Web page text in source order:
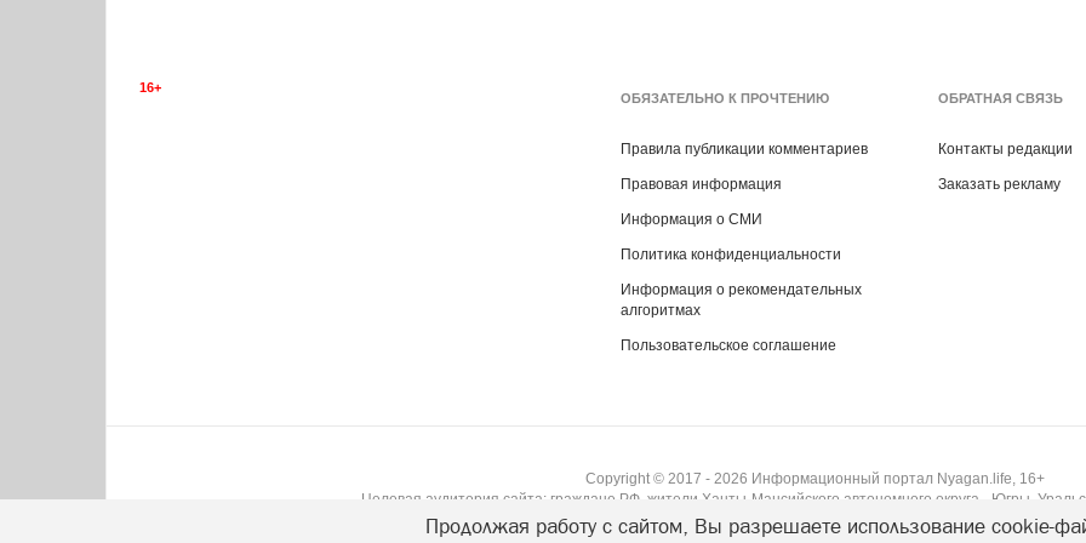
16+
ОБЯЗАТЕЛЬНО К ПРОЧТЕНИЮ
Правила публикации комментариев
Правовая информация
Информация о СМИ
Политика конфиденциальности
Информация о рекомендательных
алгоритмах
Пользовательское соглашение
ОБРАТНАЯ СВЯЗЬ
Контакты редакции
Заказать рекламу
Copyright © 2017 - 2026 Информационный портал Nyagan.life, 16+
Целевая аудитория сайта: граждане РФ, жители Ханты-Мансийского автономного округа - Югры,
Продолжая работу с сайтом, Вы разрешаете использование cookie-